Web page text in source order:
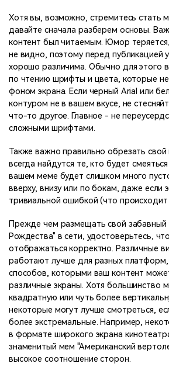
Хотя вы, возможно, стремитесь стать
давайте сначала разберем основы.
контент был читаемым. Юмор
не видно, поэтому перед публикацией
хорошо различима. Обычно для этого
по чтению шрифты и цвета, которые
фоном экрана. Если черный Arial или
контуром не в вашем вкусе, не
что-то другое. Главное - не
сложными шрифтами.
Также важно правильно обрезать
всегда найдутся те, кто будет
вашем меме будет слишком много
вверху, внизу или по бокам, даже если
тривиальной ошибкой (что
Прежде чем размещать свой забавный
Рождества" в сети, удостоверьтесь,
отображаться корректно. Различные
работают лучше для разных
способов, которыми ваш контент
различные экраны. Хотя большинство
квадратную или чуть более
некоторые могут лучше смотреться,
более экстремальные. Например,
в формате широкого экрана
знаменитый мем "Американский
высокое соотношение сторон.